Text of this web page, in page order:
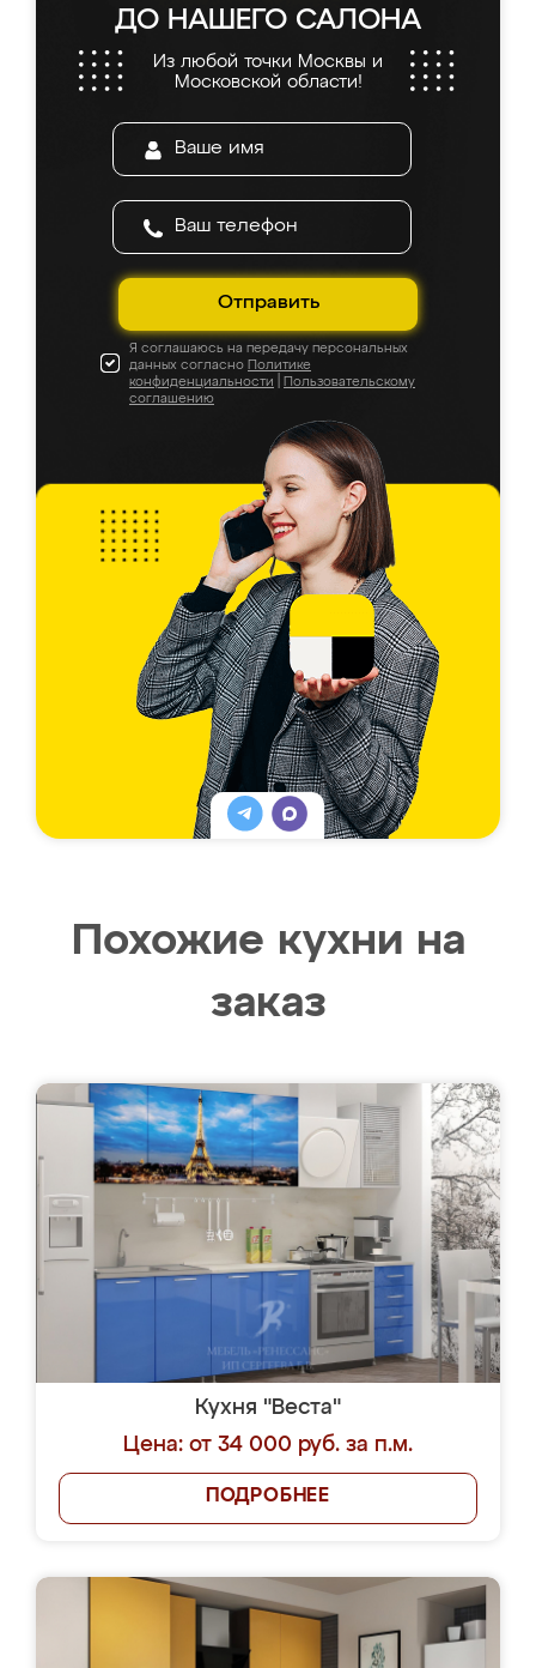
ДО НАШЕГО САЛОНА
Из любой точки Москвы и
Московской области!
Отправить
Я соглашаюсь на передачу персональных
данных согласно Политике
конфиденциальности
Пользовательскому
соглашению
Похожие кухни на
заказ
Кухня "Веста"
Цена: от 34 000 руб. за п.м.
ПОДРОБНЕЕ